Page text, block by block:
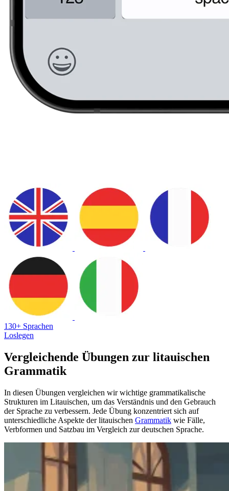
130+ Sprachen
Loslegen
Vergleichende Übungen zur litauischen
Grammatik
In diesen Übungen vergleichen wir wichtige grammatikalische
Strukturen im Litauischen, um das Verständnis und den Gebrauch
der Sprache zu verbessern. Jede Übung konzentriert sich auf
unterschiedliche Aspekte der litauischen Grammatik wie Fälle,
Verbformen und Satzbau im Vergleich zur deutschen Sprache.